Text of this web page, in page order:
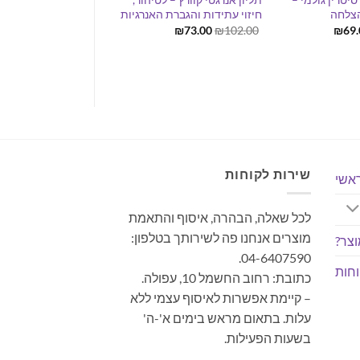
₪
חיזוי עתידות והגברת האנרגיות
₪102.00
המחיר₪73.00
שירות לקוחות
לכל שאלה, הבהרה, איסוף והתאמת
מוצרים אנחנו פה לשירותך בטלפון:
04-6407590.
כתובת: רחוב החשמל 10, עפולה.
– קיימת אפשרות לאיסוף עצמי ללא
עלות. בתאום מראש בימים א'-ה'
בשעות הפעילות.